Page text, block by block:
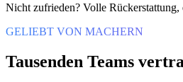
Nicht zufrieden? Volle Rückerstattung,
GELIEBT VON MACHERN
Tausenden Teams